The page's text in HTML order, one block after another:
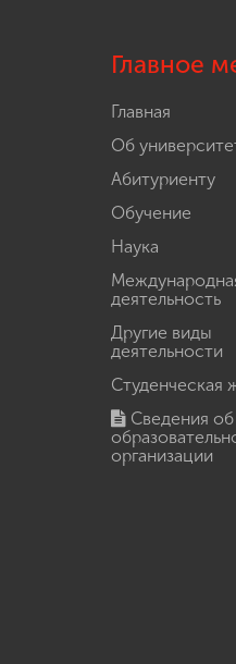
Главное
Главная
Об
Абитуриенту
Обучение
Наука
деятельность
Другие виды
деятельности
Студенческая
Сведения об
организации